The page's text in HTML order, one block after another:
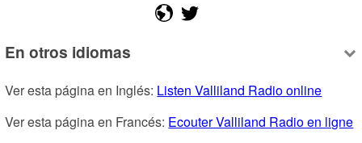
En otros idiomas
Ver esta página en Inglés: Listen Valliland Radio online
Ver esta página en Francés: Ecouter Valliland Radio en ligne